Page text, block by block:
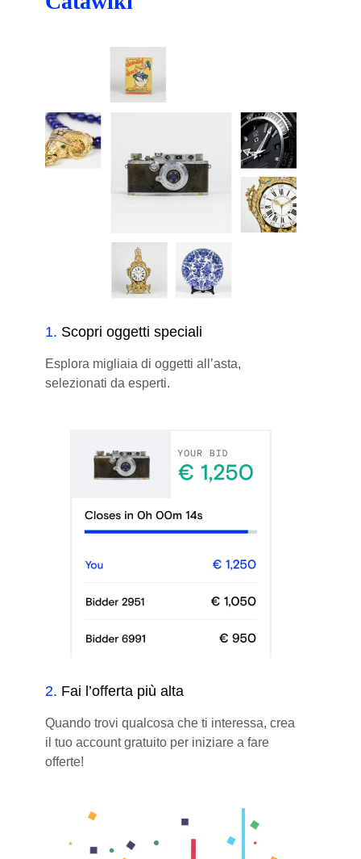
1. Scopri oggetti speciali
Esplora migliaia di oggetti all’asta,
selezionati da esperti.
2. Fai l’offerta più alta
Quando trovi qualcosa che ti interessa, crea
il tuo account gratuito per iniziare a fare
offerte!